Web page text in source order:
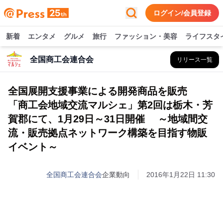
ログイン/会員登録
新着 エンタメ グルメ 旅行 ファッション・美容 ライフスタ
全国商工会連合会 リリース一覧
全国展開支援事業による開発商品を販売
「商工会地域交流マルシェ」第2回は栃木・芳
賀郡にて、1月29日～31日開催 ～地域間交
流・販売拠点ネットワーク構築を目指す物販
イベント～
全国商工会連合会企業動向 2016年1月22日 11:30